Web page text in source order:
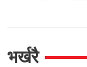
भर्खरै